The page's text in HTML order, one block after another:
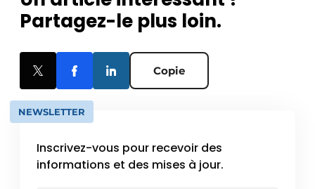
Partagez-le plus loin.
Copie
NEWSLETTER
Inscrivez-vous pour recevoir des
informations et des mises à jour.